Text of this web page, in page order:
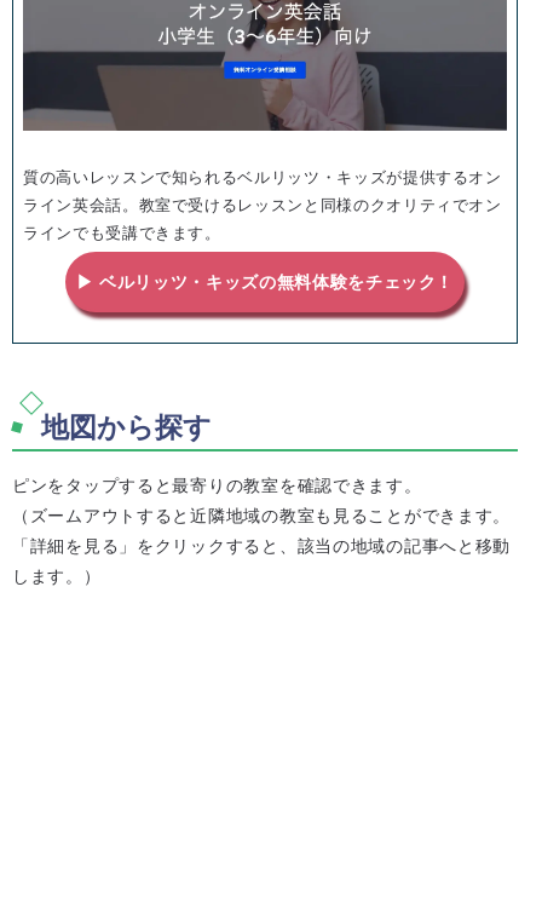
質の高いレッスンで知られるベルリッツ・キッズが提供するオン
ライン英会話。教室で受けるレッスンと同様のクオリティでオン
ラインでも受講できます。
▶ ベルリッツ・キッズの無料体験をチェック！
地図から探す
ピンをタップすると最寄りの教室を確認できます。
（ズームアウトすると近隣地域の教室も見ることができます。
「詳細を見る」をクリックすると、該当の地域の記事へと移動
します。）